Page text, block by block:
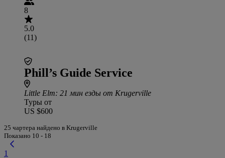
8
5.0
(11)
Phill’s Guide Service
Little Elm: 21 мин езды от Krugerville
Туры от
US $600
25 чартера найдено в Krugerville
Показано 10 - 18
1